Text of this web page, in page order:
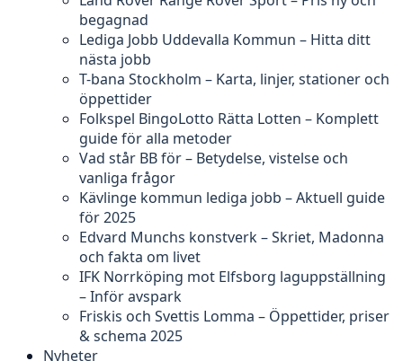
begagnad
Lediga Jobb Uddevalla Kommun – Hitta ditt
nästa jobb
T-bana Stockholm – Karta, linjer, stationer och
öppettider
Folkspel BingoLotto Rätta Lotten – Komplett
guide för alla metoder
Vad står BB för – Betydelse, vistelse och
vanliga frågor
Kävlinge kommun lediga jobb – Aktuell guide
för 2025
Edvard Munchs konstverk – Skriet, Madonna
och fakta om livet
IFK Norrköping mot Elfsborg laguppställning
– Inför avspark
Friskis och Svettis Lomma – Öppettider, priser
& schema 2025
Nyheter